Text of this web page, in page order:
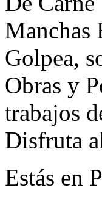
Manchas
Golpea,
Obras y
trabajos
Disfruta
Estás en